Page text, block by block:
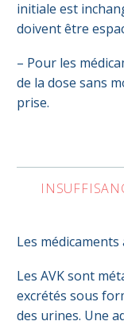
initiale est
doivent être
– Pour les
de la dose sans
prise.
Les médicaments
Les AVK sont
excrétés sous
des urines. Une